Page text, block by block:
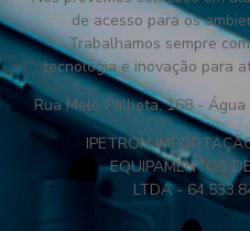
de acesso para os
Trabalhamos sempre
tecnologia e inovação para
Rua Melo Palheta, 168 -
IPETRON
EQUIPAMENTOS
LTDA -